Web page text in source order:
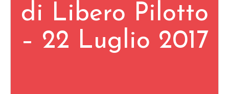
di Libero Pilotto
– 22 Luglio 2017